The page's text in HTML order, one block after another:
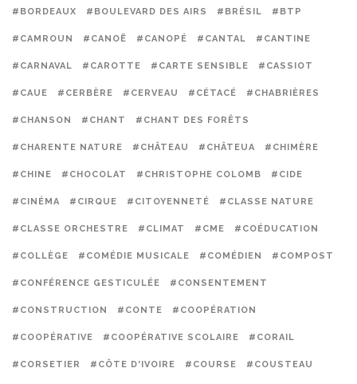
#BORDEAUX #BOULEVARD DES AIRS #BRÉSIL #BTP
#CAMROUN #CANOË #CANOPÉ #CANTAL #CANTINE
#CARNAVAL #CAROTTE #CARTE SENSIBLE #CASSIOT
#CAUE #CERBÈRE #CERVEAU #CÉTACÉ #CHABRIÈRES
#CHANSON #CHANT #CHANT DES FORÊTS
#CHARENTE NATURE #CHÂTEAU #CHÂTEUA #CHIMÈRE
#CHINE #CHOCOLAT #CHRISTOPHE COLOMB #CIDE
#CINÉMA #CIRQUE #CITOYENNETÉ #CLASSE NATURE
#CLASSE ORCHESTRE #CLIMAT #CME #COÉDUCATION
#COLLÈGE #COMÉDIE MUSICALE #COMÉDIEN #COMPOST
#CONFÉRENCE GESTICULÉE #CONSENTEMENT
#CONSTRUCTION #CONTE #COOPÉRATION
#COOPÉRATIVE #COOPÉRATIVE SCOLAIRE #CORAIL
#CORSETIER #CÔTE D'IVOIRE #COURSE #COUSTEAU